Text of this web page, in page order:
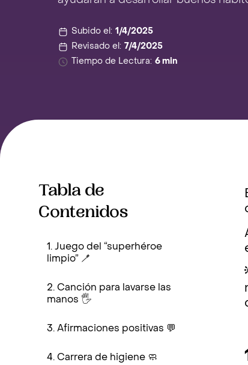
Subido el: 1/4/2025
Revisado el: 7/4/2025
Tiempo de Lectura: 6 min
Tabla de
Contenidos
1. Juego del “superhéroe
limpio” 🪥
2. Canción para lavarse las
manos 🖐️
3. Afirmaciones positivas 💬
4. Carrera de higiene 🧼